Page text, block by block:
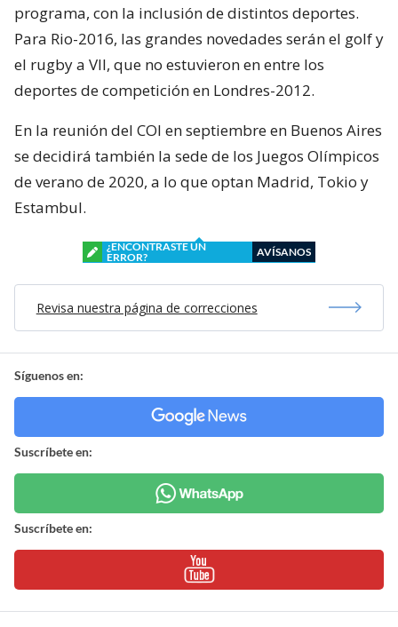
programa, con la inclusión de distintos deportes.
Para Rio-2016, las grandes novedades serán el golf y
el rugby a VII, que no estuvieron en entre los
deportes de competición en Londres-2012.
En la reunión del COI en septiembre en Buenos Aires
se decidirá también la sede de los Juegos Olímpicos
de verano de 2020, a lo que optan Madrid, Tokio y
Estambul.
¿ENCONTRASTE UN
ERROR?
AVÍSANOS
Revisa nuestra página de correcciones
Síguenos en:
Suscríbete en:
Suscríbete en: